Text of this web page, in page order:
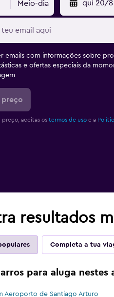
Meio-dia qui 20/8
emails com informações sobre
e ofertas especiais da
preço
preço, aceitas os termos de usoe a
resultados
Completa a tua
para aluga
Aeroporto de Santiago Arturo